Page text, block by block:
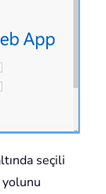
seçili